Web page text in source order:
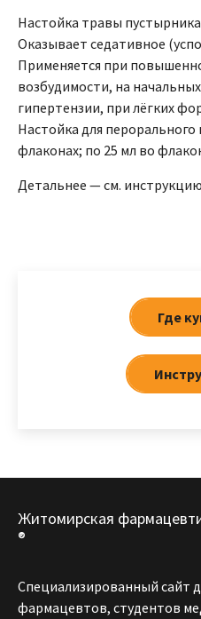
Настойка травы
Оказывает седативное
Применяется при
возбудимости, на
гипертензии, при лёгких
Настойка для
флаконах; по 25 мл во
Детальнее — см.
Где
Житомирская
®
Специализированный сайт
фармацевтов, студентов